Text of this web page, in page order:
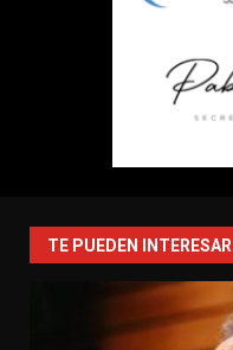
TE PUEDEN INTERESAR